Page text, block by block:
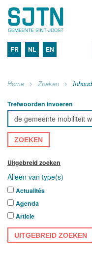
FR NL EN
Home Zoeken Inhoud
Trefwoorden invoeren
ZOEKEN
Uitgebreid zoeken
Alleen van type(s)
Actualités
Agenda
Article
UITGEBREID ZOEKEN